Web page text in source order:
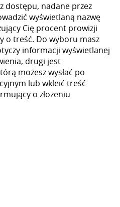
dostępu, nadane przez
wyświetlaną nazwę
Cię procent prowizji
o treść. Do wyboru masz
informacji wyświetlanej
drugi jest
możesz wysłać po
lub wkleić treść
o złożeniu